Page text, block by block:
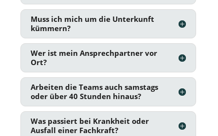
Muss ich mich um die Unterkunft
kümmern?
Wer ist mein Ansprechpartner vor
Ort?
Arbeiten die Teams auch samstags
oder über 40 Stunden hinaus?
Was passiert bei Krankheit oder
Ausfall einer Fachkraft?